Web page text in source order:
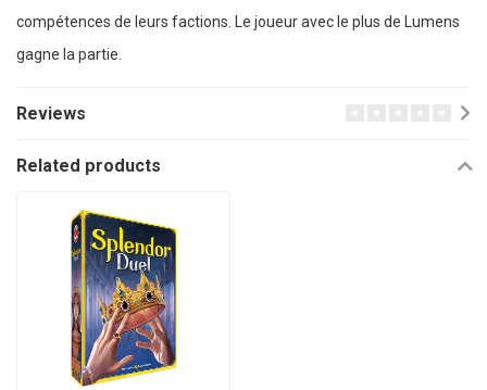
compétences de leurs factions. Le joueur avec le plus de Lumens
gagne la partie.
Reviews
Related products